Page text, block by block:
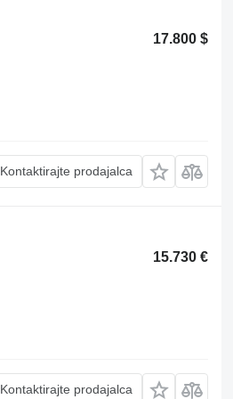
17.800 $
Kontaktirajte prodajalca
15.730 €
Kontaktirajte prodajalca